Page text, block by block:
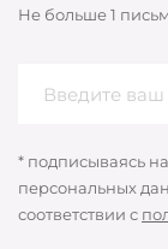
Не больше 1
* подписываясь
персональных
соответствии с